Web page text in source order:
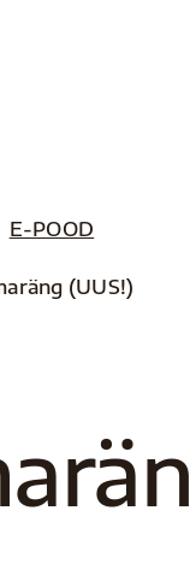
E-POOD
(UUS!)